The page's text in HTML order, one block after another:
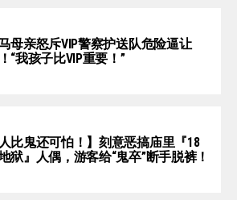
母亲怒斥VIP警察护送队危险逼让
“我孩子比VIP重要！”
人比鬼还可怕！】刻意恶搞庙里『18
狱』人偶，游客给“鬼卒”断手脱裤！